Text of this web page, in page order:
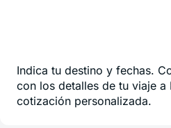
Indica tu destino y fechas.
con los detalles de tu viaje a
cotización personalizada.